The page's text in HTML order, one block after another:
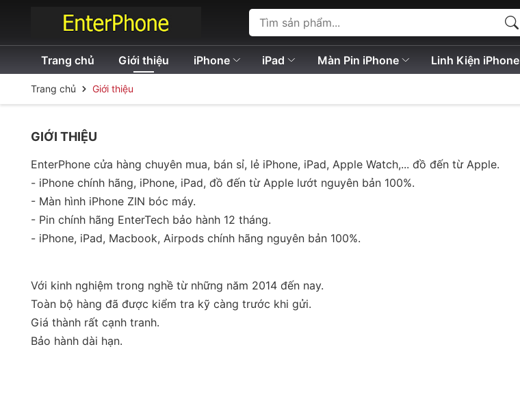
Trang chủ Giới thiệu iPhone iPad Màn Pin iPhone Linh Kiện iPhone
Trang chủ Giới thiệu
GIỚI THIỆU
EnterPhone cửa hàng chuyên mua, bán sỉ, lẻ iPhone, iPad, Apple Watch,... đồ đến từ Apple.
- iPhone chính hãng, iPhone, iPad, đồ đến từ Apple lướt nguyên bản 100%.
- Màn hình iPhone ZIN bóc máy.
- Pin chính hãng EnterTech bảo hành 12 tháng.
- iPhone, iPad, Macbook, Airpods chính hãng nguyên bản 100%.
Với kinh nghiệm trong nghề từ những năm 2014 đến nay.
Toàn bộ hàng đã được kiểm tra kỹ càng trước khi gửi.
Giá thành rất cạnh tranh.
Bảo hành dài hạn.